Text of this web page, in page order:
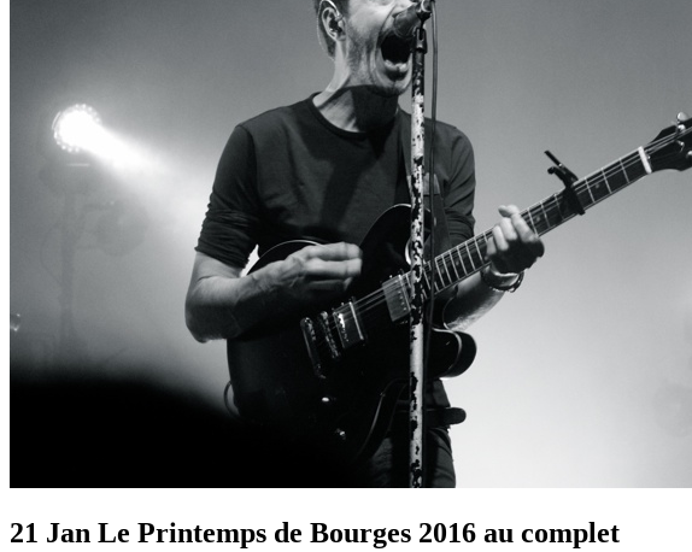
21 Jan Le Printemps de Bourges 2016 au complet